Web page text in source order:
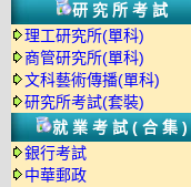
研究所考試
理工研究所(單科)
商管研究所(單科)
文科藝術傳播(單科)
研究所考試(套裝)
就業考試(合集)
銀行考試
中華郵政